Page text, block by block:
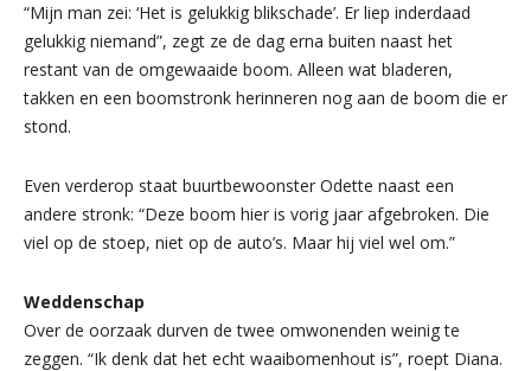
“Mijn man zei: ‘Het is gelukkig blikschade’. Er liep inderdaad
gelukkig niemand”, zegt ze de dag erna buiten naast het
restant van de omgewaaide boom. Alleen wat bladeren,
takken en een boomstronk herinneren nog aan de boom die er
stond.
Even verderop staat buurtbewoonster Odette naast een
andere stronk: “Deze boom hier is vorig jaar afgebroken. Die
viel op de stoep, niet op de auto’s. Maar hij viel wel om.”
Weddenschap
Over de oorzaak durven de twee omwonenden weinig te
zeggen. “Ik denk dat het echt waaibomenhout is”, roept Diana.